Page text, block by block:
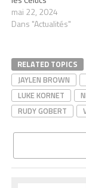
mai 22, 2024
Dans "Actualités"
RELATED TOPICS
JAYLEN BROWN
LUKE KORNET
RUDY GOBERT